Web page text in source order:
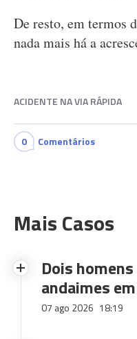
De resto, em termos
nada mais há a
ACIDENTE NA VIA RÁPIDA
0 Comentários
Mais Casos
Dois
andaimes
07 ago 2026 18:19